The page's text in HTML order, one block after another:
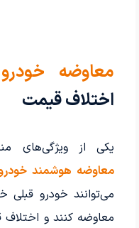
معاوضه خودرو
اختلاف قیمت
یکی از ویژگی‌های
معاوضه هوشمند
می‌توانند خودرو قبلی
معاوضه کنند و